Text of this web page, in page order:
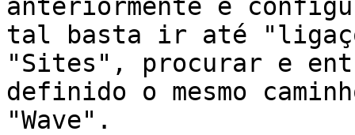
anteriormente e
tal basta ir até
"Sites", procurar e
definido o mesmo
"Wave".